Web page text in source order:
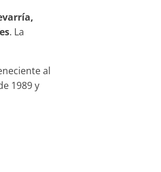
. La
al
1989 y